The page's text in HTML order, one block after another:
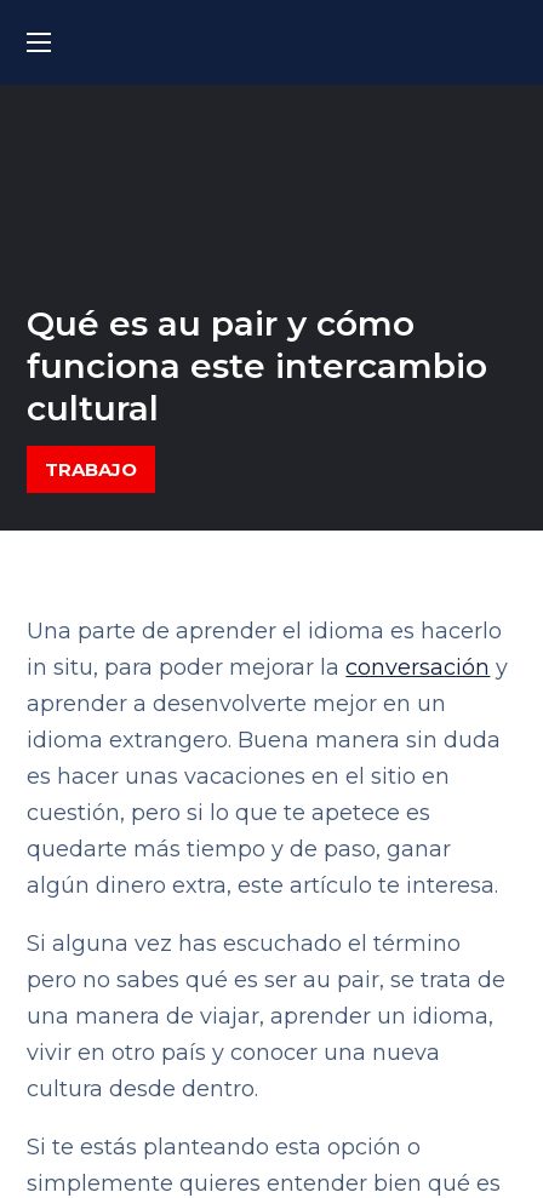
Qué es au pair y cómo
funciona este intercambio
cultural
TRABAJO
Una parte de aprender el idioma es hacerlo
in situ, para poder mejorar laconversación y
aprender a desenvolverte mejor en un
idioma extrangero. Buena manera sin duda
es hacer unas vacaciones en el sitio en
cuestión, pero si lo que te apetece es
quedarte más tiempo y de paso, ganar
algún dinero extra, este artículo te interesa.
Si alguna vez has escuchado el término
pero no sabes qué es ser au pair, se trata de
una manera de viajar, aprender un idioma,
vivir en otro país y conocer una nueva
cultura desde dentro.
Si te estás planteando esta opción o
simplemente quieres entender bien qué es